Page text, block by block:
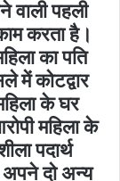
वाली पहली
करता है।
का पति
में कोटद्वार
के घर
महिला के
पदार्थ
अपने दो अन्य